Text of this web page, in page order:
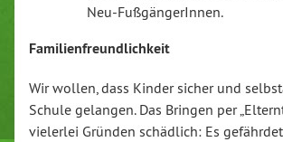
Neu-FußgängerInnen.
Familienfreundlichkeit
Wir wollen, dass Kinder sicher und
Schule gelangen. Das Bringen per
vielerlei Gründen schädlich: Es